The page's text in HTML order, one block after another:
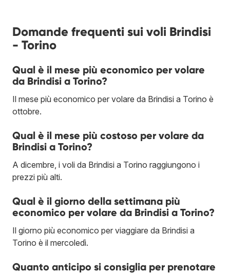
Domande frequenti sui voli Brindisi
- Torino
Qual è il mese più economico per volare
da Brindisi a Torino?
Il mese più economico per volare da Brindisi a Torino è
ottobre.
Qual è il mese più costoso per volare da
Brindisi a Torino?
A dicembre, i voli da Brindisi a Torino raggiungono i
prezzi più alti.
Qual è il giorno della settimana più
economico per volare da Brindisi a Torino?
Il giorno più economico per viaggiare da Brindisi a
Torino è il mercoledì.
Quanto anticipo si consiglia per prenotare